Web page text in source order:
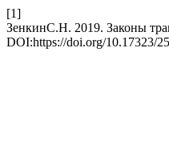
[1]
ЗенкинС.Н. 2019. Законы
DOI:https://doi.org/10.17323/